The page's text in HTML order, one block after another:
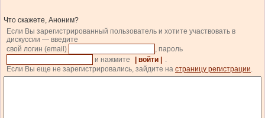
Что скажете, Аноним?
Если Вы зарегистрированный пользователь и хотите участвовать в
дискуссии — введите
свой логин (email)
, пароль
и нажмите
| войти |
.
Если Вы еще не зарегистрировались, зайдите на страницу регистрации.